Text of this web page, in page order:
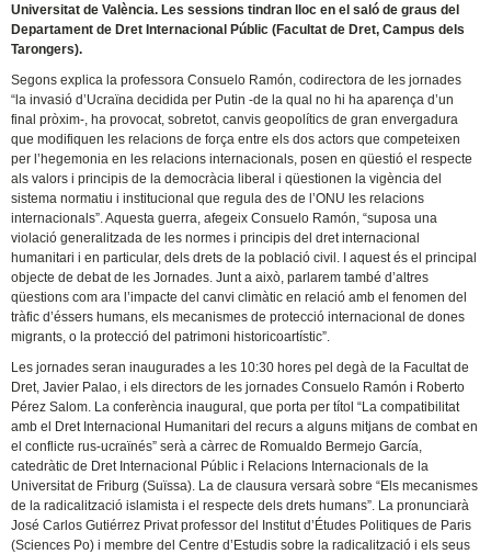
Universitat de València. Les sessions tindran lloc en el saló de graus del
Departament de Dret Internacional Públic (Facultat de Dret, Campus dels
Tarongers).
Segons explica la professora Consuelo Ramón, codirectora de les jornades
“la invasió d’Ucraïna decidida per Putin -de la qual no hi ha aparença d’un
final pròxim-, ha provocat, sobretot, canvis geopolítics de gran envergadura
que modifiquen les relacions de força entre els dos actors que competeixen
per l’hegemonia en les relacions internacionals, posen en qüestió el respecte
als valors i principis de la democràcia liberal i qüestionen la vigència del
sistema normatiu i institucional que regula des de l’ONU les relacions
internacionals”. Aquesta guerra, afegeix Consuelo Ramón, “suposa una
violació generalitzada de les normes i principis del dret internacional
humanitari i en particular, dels drets de la població civil. I aquest és el principal
objecte de debat de les Jornades. Junt a això, parlarem també d’altres
qüestions com ara l’impacte del canvi climàtic en relació amb el fenomen del
tràfic d’éssers humans, els mecanismes de protecció internacional de dones
migrants, o la protecció del patrimoni historicoartístic”.
Les jornades seran inaugurades a les 10:30 hores pel degà de la Facultat de
Dret, Javier Palao, i els directors de les jornades Consuelo Ramón i Roberto
Pérez Salom. La conferència inaugural, que porta per títol “La compatibilitat
amb el Dret Internacional Humanitari del recurs a alguns mitjans de combat en
el conflicte rus-ucraïnés” serà a càrrec de Romualdo Bermejo García,
catedràtic de Dret Internacional Públic i Relacions Internacionals de la
Universitat de Friburg (Suïssa). La de clausura versarà sobre “Els mecanismes
de la radicalització islamista i el respecte dels drets humans”. La pronunciarà
José Carlos Gutiérrez Privat professor del Institut d’Études Politiques de Paris
(Sciences Po) i membre del Centre d’Estudis sobre la radicalització i els seus